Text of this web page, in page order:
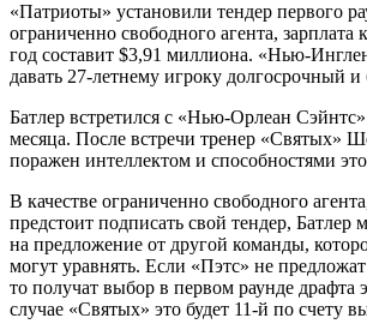
«Патриоты» установили тендер первого
ограниченно свободного агента, зарплата
год составит $3,91 миллиона. «Нью-
давать 27-летнему игроку долгосрочный и
Батлер встретился с «Нью-Орлеан Сэйнтс»
месяца. После встречи тренер «Святых»
поражен интеллектом и способностями
В качестве ограниченно свободного
предстоит подписать свой тендер, Батлер
на предложение от другой команды,
могут уравнять. Если «Пэтс» не
то получат выбор в первом раунде драфта
случае «Cвятых» это будет 11-й по счету